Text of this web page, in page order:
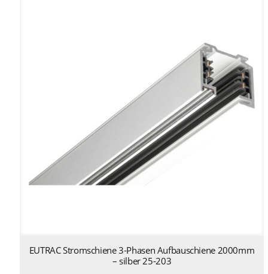
EUTRAC Stromschiene 3-Phasen Aufbauschiene 2000mm
– silber 25-203